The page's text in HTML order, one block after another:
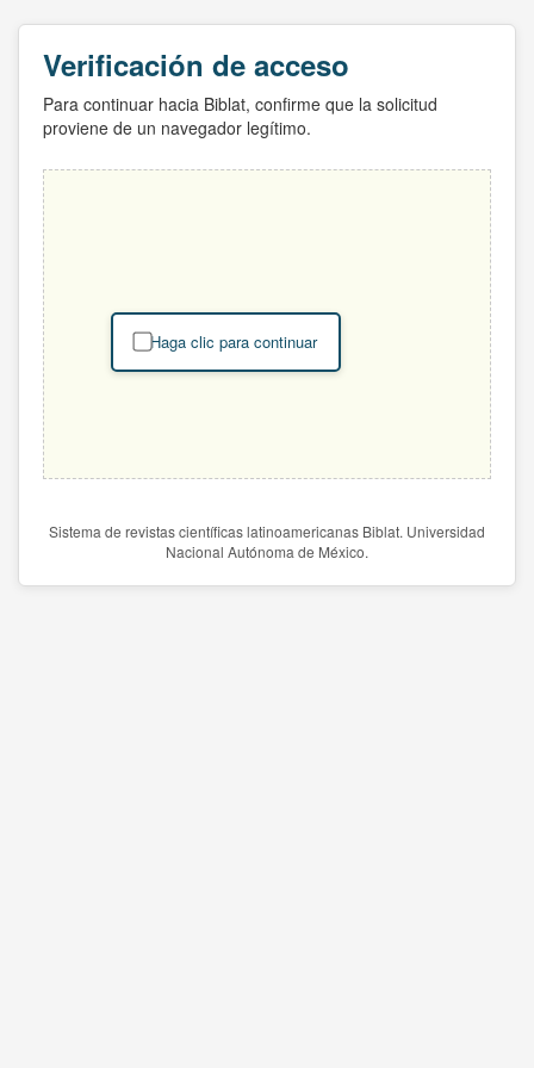
Verificación de acceso
Para continuar hacia Biblat, confirme que la solicitud
proviene de un navegador legítimo.
Haga clic para continuar
Sistema de revistas científicas latinoamericanas Biblat. Universidad
Nacional Autónoma de México.